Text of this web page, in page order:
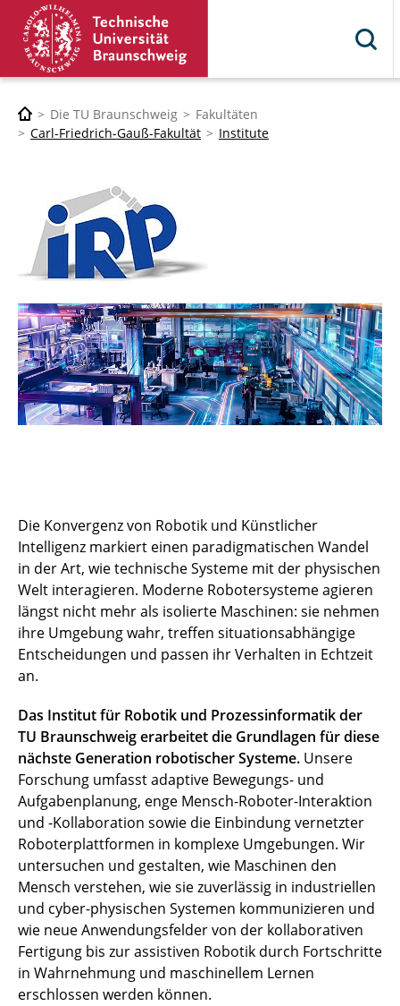
Die TU Braunschweig
Fakultäten
Carl-Friedrich-Gauß-Fakultät
Institute
Die Konvergenz von Robotik und Künstlicher
Intelligenz markiert einen paradigmatischen Wandel
in der Art, wie technische Systeme mit der physischen
Welt interagieren. Moderne Robotersysteme agieren
längst nicht mehr als isolierte Maschinen: sie nehmen
ihre Umgebung wahr, treffen situationsabhängige
Entscheidungen und passen ihr Verhalten in Echtzeit
an.
Das Institut für Robotik und Prozessinformatik der
TU Braunschweig erarbeitet die Grundlagen für diese
nächste Generation robotischer Systeme. Unsere
Forschung umfasst adaptive Bewegungs- und
Aufgabenplanung, enge Mensch-Roboter-Interaktion
und -Kollaboration sowie die Einbindung vernetzter
Roboterplattformen in komplexe Umgebungen. Wir
untersuchen und gestalten, wie Maschinen den
Mensch verstehen, wie sie zuverlässig in industriellen
und cyber-physischen Systemen kommunizieren und
wie neue Anwendungsfelder von der kollaborativen
Fertigung bis zur assistiven Robotik durch Fortschritte
in Wahrnehmung und maschinellem Lernen
erschlossen werden können.